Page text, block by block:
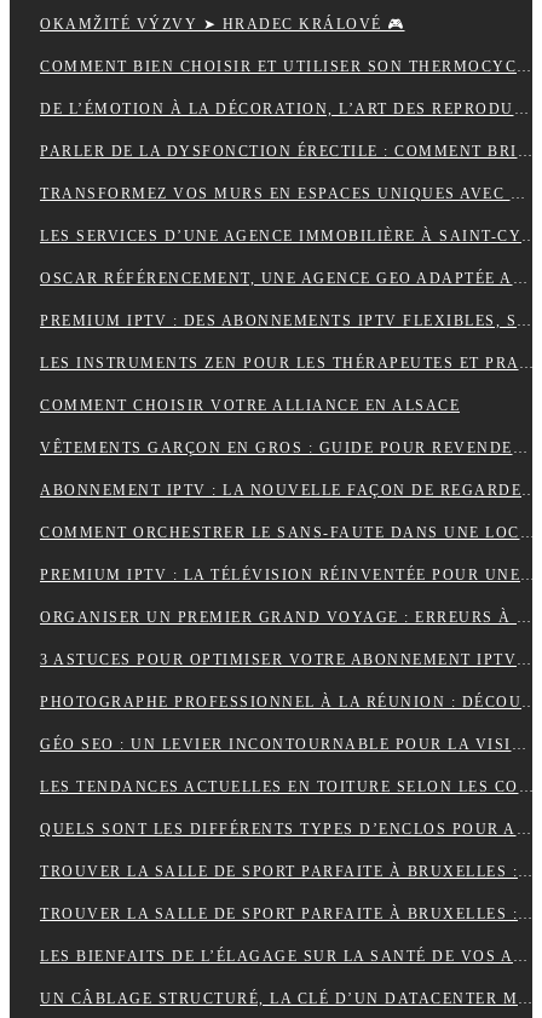
OKAMŽITÉ VÝZVY ➤ HRADEC KRÁLOVÉ 🎮
COMMENT BIEN CHOISIR ET UTILISER SON THERMOCYCLEUR AU LABORATOIRE
DE L’ÉMOTION À LA DÉCORATION, L’ART DES REPRODUCTIONS QUI DONNENT VIE À VOS MURS
PARLER DE LA DYSFONCTION ÉRECTILE : COMMENT BRISER LE TABOU ?
TRANSFORMEZ VOS MURS EN ESPACES UNIQUES AVEC UN STICKERS PERSONNALISÉ C-STICKERS
LES SERVICES D’UNE AGENCE IMMOBILIÈRE À SAINT-CYR-SUR-MER EXPLIQUÉS EN DÉTAIL
OSCAR RÉFÉRENCEMENT, UNE AGENCE GEO ADAPTÉE AUX MOTEURS GÉNÉRATIFS
PREMIUM IPTV : DES ABONNEMENTS IPTV FLEXIBLES, STABLES ET COMPLETS
LES INSTRUMENTS ZEN POUR LES THÉRAPEUTES ET PRATIQUANTS DE YOGA
COMMENT CHOISIR VOTRE ALLIANCE EN ALSACE
VÊTEMENTS GARÇON EN GROS : GUIDE POUR REVENDEURS ET MAGASINS
ABONNEMENT IPTV : LA NOUVELLE FAÇON DE REGARDER LA TÉLÉVISION
COMMENT ORCHESTRER LE SANS-FAUTE DANS UNE LOCATION SAISONNIÈRE ?
PREMIUM IPTV : LA TÉLÉVISION RÉINVENTÉE POUR UNE EXPÉRIENCE SUR MESURE
ORGANISER UN PREMIER GRAND VOYAGE : ERREURS À ÉVITER
3 ASTUCES POUR OPTIMISER VOTRE ABONNEMENT IPTV PREMIUM EN FRANCE
PHOTOGRAPHE PROFESSIONNEL À LA RÉUNION : DÉCOUVREZ L’EXPÉRIENCE UNIQUE D’UNE SÉANCE PHOTO EN STUDIO
GÉO SEO : UN LEVIER INCONTOURNABLE POUR LA VISIBILITÉ LOCALE
LES TENDANCES ACTUELLES EN TOITURE SELON LES COUVREURS EXPÉRIMENTÉS
QUELS SONT LES DIFFÉRENTS TYPES D’ENCLOS POUR ANIMAUX ?
TROUVER LA SALLE DE SPORT PARFAITE À BRUXELLES : BIEN PLUS QU’UNE QUESTION D’ADRESSE
TROUVER LA SALLE DE SPORT PARFAITE À BRUXELLES : BIEN PLUS QU’UNE QUESTION D’ADRESSE
LES BIENFAITS DE L’ÉLAGAGE SUR LA SANTÉ DE VOS ARBRES
UN CÂBLAGE STRUCTURÉ, LA CLÉ D’UN DATACENTER MAINTENABLE